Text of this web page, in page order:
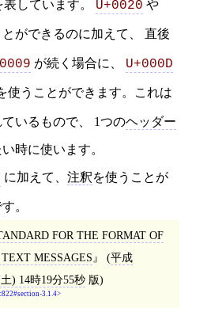
表しています。 U+0020 や
とができるのに加えて、 直後
が続く場合に、 U+000D
使うことができます。これは
ているもので、 1つのヘッダー
時に使います。
に加えて、 注釈を使うことが
。
FOR THE FORMAT OF
MESSAGES
(平成
) 14時19分55秒版)
3.1.4